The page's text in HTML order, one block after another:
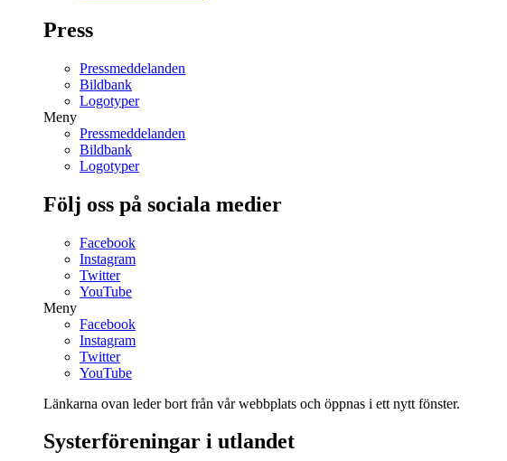
Press
Pressmeddelanden
Bildbank
Logotyper
Meny
Pressmeddelanden
Bildbank
Logotyper
Följ oss på sociala medier
Facebook
Instagram
Twitter
YouTube
Meny
Facebook
Instagram
Twitter
YouTube
Länkarna ovan leder bort från vår webbplats och öppnas i ett nytt fönster.
Systerföreningar i utlandet